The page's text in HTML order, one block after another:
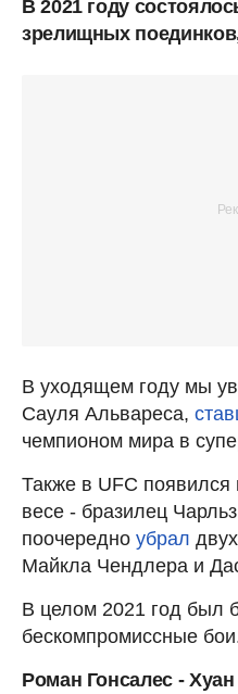
В 2021 году
зрелищных
В уходящем году мы
Сауля Альвареса,
чемпионом мира в
Также в UFC
весе - бразилец
поочередно убрал
Майкла Чендлера и
В целом 2021 год был
бескомпромиссные
Роман Гонсалес -